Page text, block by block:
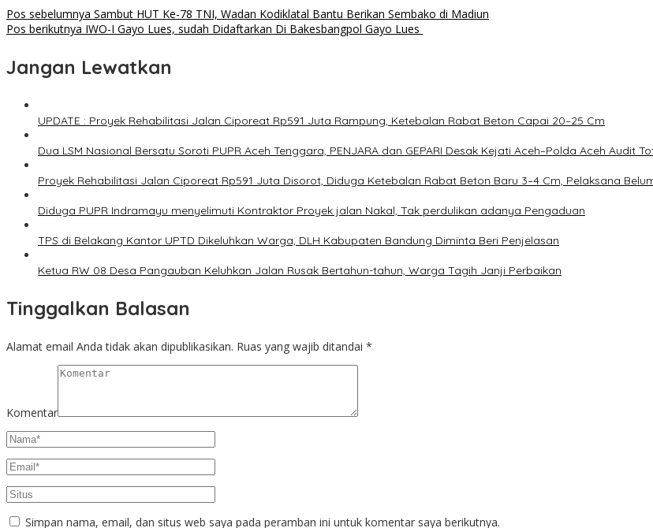
Pos sebelumnya Sambut HUT Ke-78 TNI, Wadan Kodiklatal Bantu Berikan Sembako di Madiun
Pos berikutnya IWO-I Gayo Lues, sudah Didaftarkan Di Bakesbangpol Gayo Lues
Jangan Lewatkan
UPDATE : Proyek Rehabilitasi Jalan Ciporeat Rp591 Juta Rampung, Ketebalan Rabat Beton Capai 20–25 Cm
Dua LSM Nasional Bersatu Soroti PUPR Aceh Tenggara, PENJARA dan GEPARI Desak Kejati Aceh–Polda Aceh Audit
Proyek Rehabilitasi Jalan Ciporeat Rp591 Juta Disorot, Diduga Ketebalan Rabat Beton Baru 3–4 Cm, Pelaksana
Diduga PUPR Indramayu menyelimuti Kontraktor Proyek jalan Nakal, Tak perdulikan adanya Pengaduan
TPS di Belakang Kantor UPTD Dikeluhkan Warga, DLH Kabupaten Bandung Diminta Beri Penjelasan
Ketua RW 08 Desa Pangauban Keluhkan Jalan Rusak Bertahun-tahun, Warga Tagih Janji Perbaikan
Tinggalkan Balasan
Alamat email Anda tidak akan dipublikasikan. Ruas yang wajib ditandai *
Komentar
Simpan nama, email, dan situs web saya pada peramban ini untuk komentar saya berikutnya.